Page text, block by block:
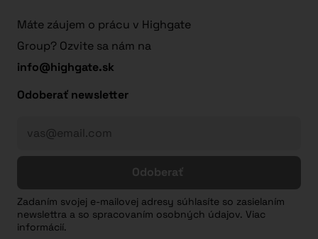
Máte záujem o prácu v Highgate
Group? Ozvite sa nám na
info@highgate.sk
Odoberať newsletter
Odoberať
Zadaním svojej e-mailovej adresy súhlasíte so zasielaním
newslettra a so spracovaním osobných údajov. Viac
informácií.